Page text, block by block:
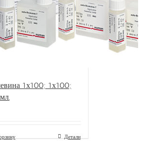
1х100; 1х100;
Детали